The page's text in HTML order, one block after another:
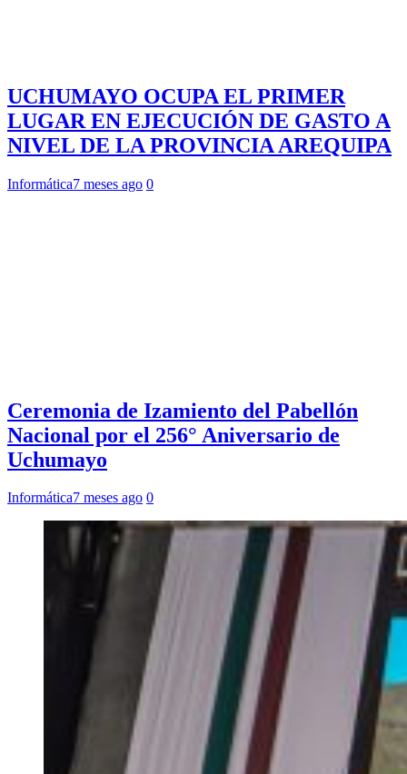
UCHUMAYO OCUPA EL PRIMER
LUGAR EN EJECUCIÓN DE GASTO A
NIVEL DE LA PROVINCIA AREQUIPA
Informática7 meses ago 0
Ceremonia de Izamiento del Pabellón
Nacional por el 256° Aniversario de
Uchumayo
Informática7 meses ago 0